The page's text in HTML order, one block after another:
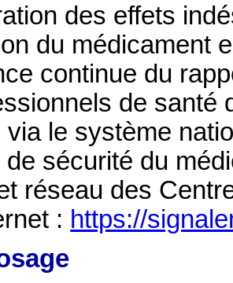
des effets
du médicament
continue du
de santé
le système
de sécurité du
réseau des
: https://